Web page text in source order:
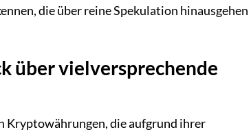
die über reine Spekulation hinausgehen
über vielversprechende
Kryptowährungen, die aufgrund ihrer